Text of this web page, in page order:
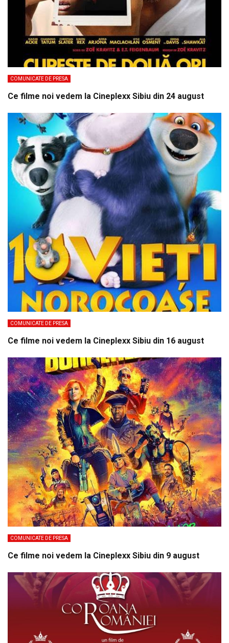
COMUNICATE DE PRESA
Ce filme noi vedem la Cineplexx Sibiu din 24 august
COMUNICATE DE PRESA
Ce filme noi vedem la Cineplexx Sibiu din 16 august
COMUNICATE DE PRESA
Ce filme noi vedem la Cineplexx Sibiu din 9 august